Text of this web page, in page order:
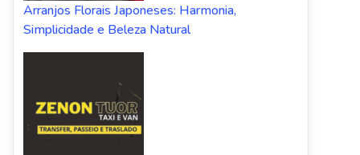
Arranjos Florais Japoneses: Harmonia,
Simplicidade e Beleza Natural